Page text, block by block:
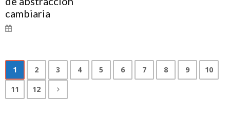
cambiaria
1 2 3 4 5 6 7 8 9
10
11
12